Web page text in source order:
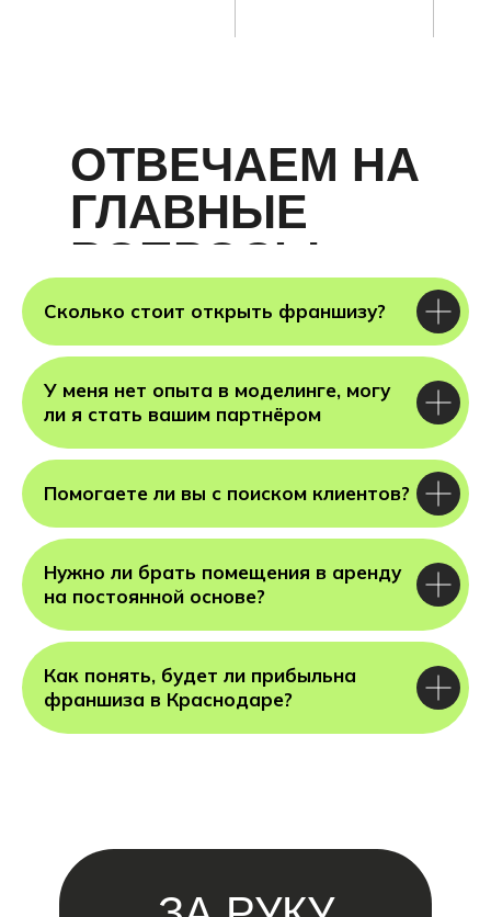
ОТВЕЧАЕМ НА
ГЛАВНЫЕ
ВОПРОСЫ
Сколько стоит открыть франшизу?
У меня нет опыта в моделинге, могу
ли я стать вашим партнёром
Помогаете ли вы с поиском клиентов?
Нужно ли брать помещения в аренду
на постоянной основе?
Как понять, будет ли прибыльна
франшиза в Краснодаре?